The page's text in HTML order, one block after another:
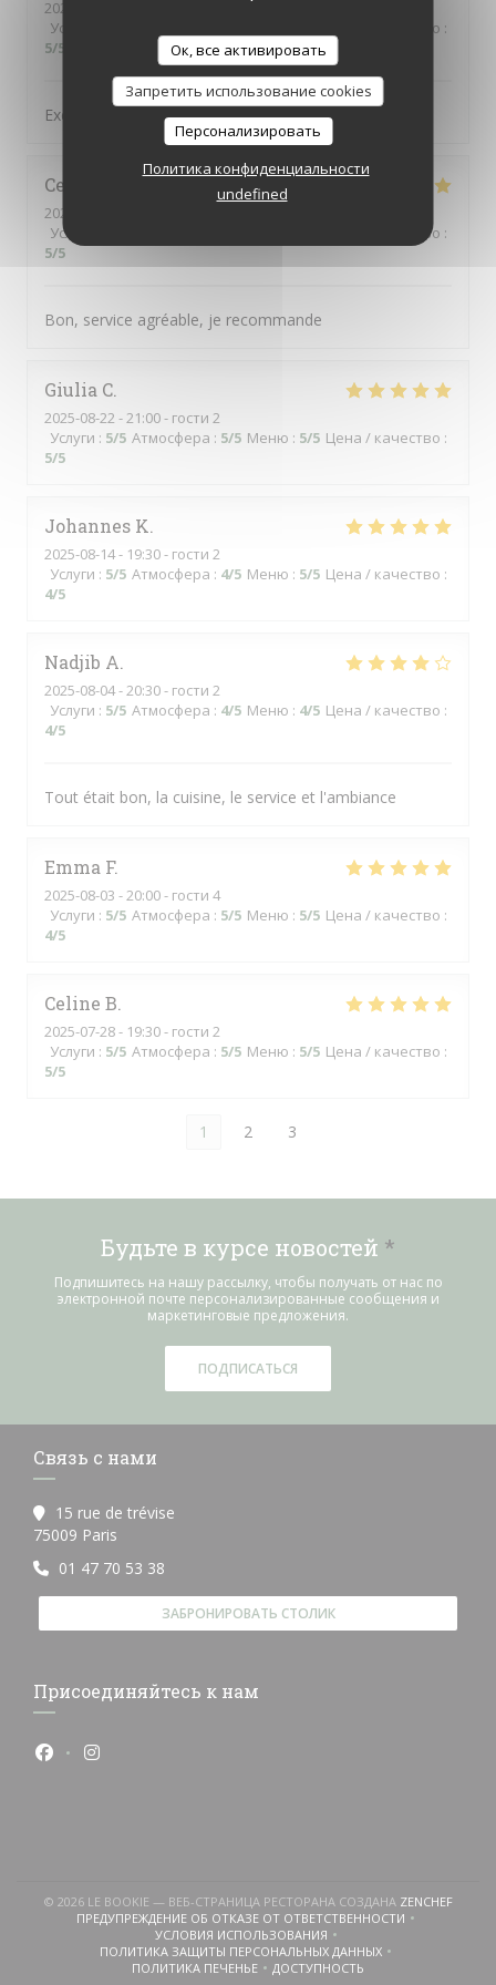
Ок, все активировать
Запретить использование cookies
Персонализировать
Политика конфиденциальности
undefined
2025-09-05
Услуги
Цена / качество :
5/5
Excellent et super service :-)
Cesar
2025-08-26
Услуги
Цена / качество :
5/5
Bon, service agréable, je recommande
Giulia C
2025-08-22 - 21:00 - гости 2
Услуги : 5/5 Атмосфера : 5/5 Меню : 5/5 Цена / качество :
5/5
Johannes K
2025-08-14- 19:30 - гости 2
Услуги : 5/5 Атмосфера : 4/5 Меню : 5/5 Цена / качество :
4/5
Nadjib A
2025-08-04- 20:30 - гости 2
Услуги : 5/5 Атмосфера : 4/5 Меню : 4/5 Цена / качество :
4/5
Tout était bon, la cuisine, le service et l'ambiance
Emma F
2025-08-03 - 20:00 - гости 4
Услуги : 5/5 Атмосфера : 5/5 Меню : 5/5 Цена / качество :
4/5
Celine B
2025-07-28- 19:30 - гости 2
Услуги : 5/5 Атмосфера : 5/5 Меню : 5/5 Цена / качество :
5/5
1 2 3
Будьте в курсе новостей *
Подпишитесь на нашу рассылку, чтобы получать от нас по
электронной почте персонализированные сообщения и
маркетинговые предложения.
ПОДПИСАТЬСЯ
Связь с нами
15 rue de trévise
75009 Paris
01 47 70 53 38
ЗАБРОНИРОВАТЬ СТОЛИК
Присоединяйтесь к нам
Facebook ((открывается в новом окне))
Instagram ((открывается в новом окне))
© 2026 LE BOOKIE — ВЕБ-СТРАНИЦА РЕСТОРАНА СОЗДАНА ZENCHEF
ПРЕДУПРЕЖДЕНИЕ ОБ ОТКАЗЕ ОТ ОТВЕТСТВЕННОСТИ
((ОТКРЫВАЕТСЯ В НОВОМ ОКНЕ))
УСЛОВИЯ ИСПОЛЬЗОВАНИЯ((ОТКРЫВАЕТСЯ В НОВОМ ОКНЕ))
ПОЛИТИКА ЗАЩИТЫ ПЕРСОНАЛЬНЫХ ДАННЫХ
((ОТКРЫВАЕТСЯ В НОВОМ ОКНЕ))
ПОЛИТИКА ПЕЧЕНЬЕ((ОТКРЫВАЕТСЯ В НОВОМ ОКНЕ))
ДОСТУПНОСТЬ((ОТКРЫВАЕТСЯ В НОВОМ